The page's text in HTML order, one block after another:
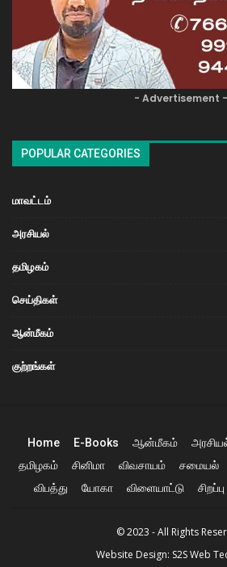
- Advertisement -
POPULAR CATEGORIES
மாவட்டம்
அரசியல்
தமிழகம்
செய்திகள்
ஆன்மீகம்
குற்றங்கள்
Home E-Books ஆன்மீகம்
தமிழகம்
சினிமா விவசாயம் சமையல்
விபத்து
யோகா விளையாட்டு
© 2023 - All Rights
Website Design: S2S Web